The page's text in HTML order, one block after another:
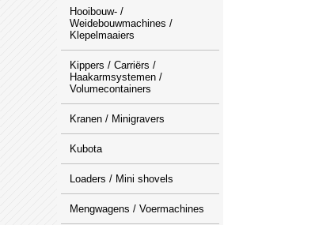
Hooibouw- /
Weidebouwmachines /
Klepelmaaiers
Kippers / Carriërs /
Haakarmsystemen /
Volumecontainers
Kranen / Minigravers
Kubota
Loaders / Mini shovels
Mengwagens / Voermachines